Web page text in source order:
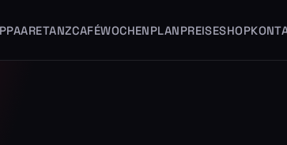
PAARETANZCAFÉWOCHENPLANPREISESHOP